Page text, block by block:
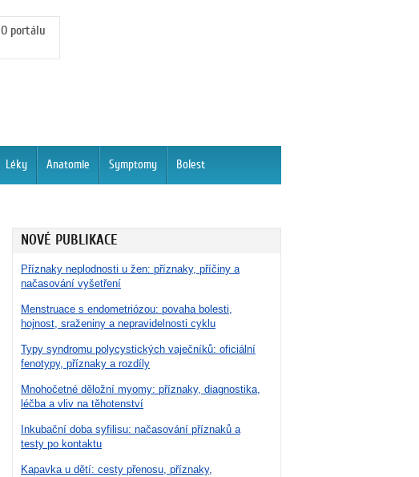
O portálu
Léky Anatomie Symptomy Bolest
NOVÉ PUBLIKACE
Příznaky neplodnosti u žen: příznaky, příčiny a
načasování vyšetření
Menstruace s endometriózou: povaha bolesti,
hojnost, sraženiny a nepravidelnosti cyklu
Typy syndromu polycystických vaječníků: oficiální
fenotypy, příznaky a rozdíly
Mnohočetné děložní myomy: příznaky, diagnostika,
léčba a vliv na těhotenství
Inkubační doba syfilisu: načasování příznaků a
testy po kontaktu
Kapavka u dětí: cesty přenosu, příznaky,